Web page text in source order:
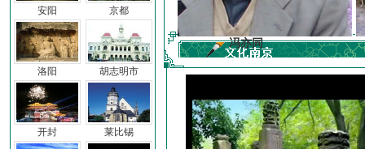
安阳
洛阳
开封
京都
胡志明市
莱比锡
冯亦同